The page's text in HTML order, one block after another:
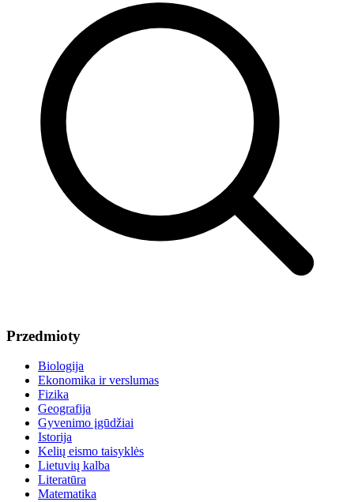
Przedmioty
Biologija
Ekonomika ir verslumas
Fizika
Geografija
Gyvenimo įgūdžiai
Istorija
Kelių eismo taisyklės
Lietuvių kalba
Literatūra
Matematika